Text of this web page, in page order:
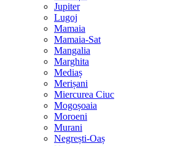
Jupiter
Lugoj
Mamaia
Mamaia-Sat
Mangalia
Marghita
Mediaș
Merișani
Miercurea Ciuc
Mogoșoaia
Moroeni
Murani
Negrești-Oaș